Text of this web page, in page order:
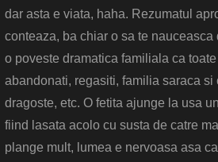
dar asta e viata, haha. Rezumatul
conteaza, ba chiar o sa te nauceasca
o poveste dramatica familiala ca
abandonati, regasiti, familia saraca si
dragoste, etc. O fetita ajunge la usa
fiind lasata acolo cu susta de catre
plange mult, lumea e nervoasa asa